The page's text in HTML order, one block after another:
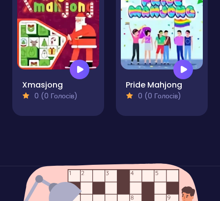
Xmasjong
0 (0 Голосів)
Pride Mahjong
0 (0 Голосів)